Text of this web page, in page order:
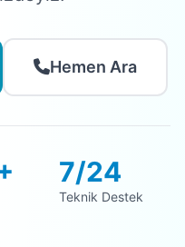
Hemen Ara
7/24
Teknik Destek